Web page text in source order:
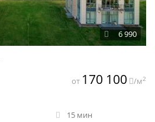
6 990
15 мин
от 170 100 /м2